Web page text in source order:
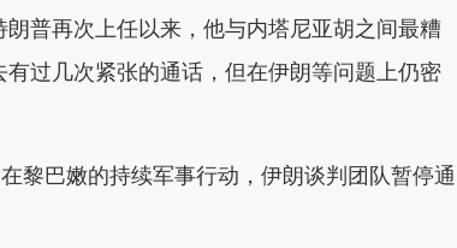
普再次上任以来，他与内塔尼亚胡之间最糟
过几次紧张的通话，但在伊朗等问题上仍密
黎巴嫩的持续军事行动，伊朗谈判团队暂停通